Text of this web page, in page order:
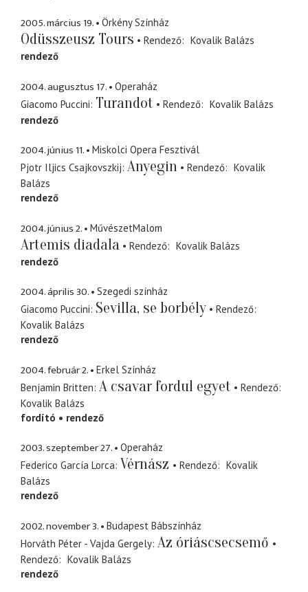
2005. március 19. Örkény Színház
Odüsszeusz Tours Rendező
Kovalik Balázs
rendező
2004. augusztus 17.
Operaház
Giacomo Puccini Turandot Rendező
Kovalik Balázs
rendező
2004. június 11.
Miskolci Opera Fesztivál
Pjotr Iljics Csajkovszkij Anyegin Rendező
Kovalik
Balázs
rendező
2004. június 2. MűvészetMalom
Artemis diadala Rendező
Kovalik Balázs
rendező
2004. április 30.
Szegedi színház
Giacomo Puccini Sevilla, se borbély
Rendező
Kovalik Balázs
rendező
2004. február 2.
Erkel Színház
Benjamin Britten A csavar fordul egyet
Rendező
Kovalik Balázs
fordító
rendező
2003. szeptember 27.
Operaház
Federico García Lorca Vérnász Rendező
Kovalik
Balázs
rendező
2002. november 3.
Budapest Bábszínház
Horváth Péter - Vajda Gergely Az óriáscsecsemő
Rendező
Kovalik Balázs
rendező